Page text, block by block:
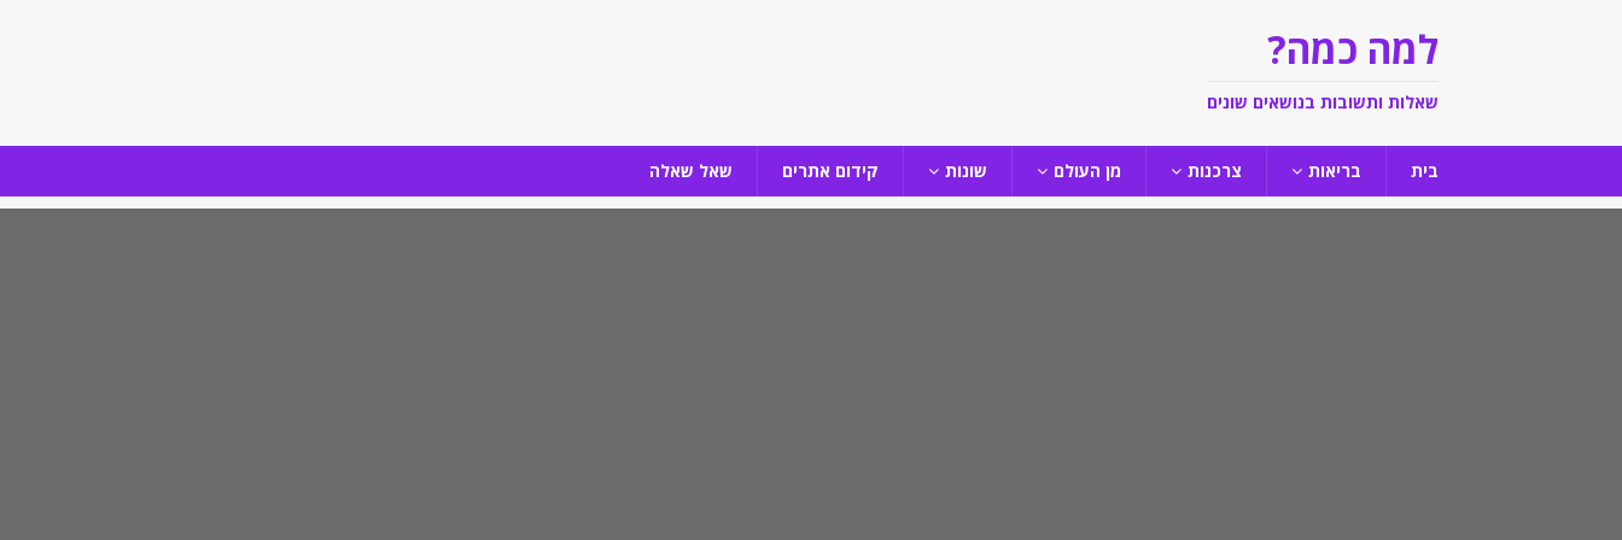
למה כמה?
שאלות ותשובות בנושאים שונים
בית בריאות צרכנות מן העולם שונות קידום אתרים שאל שאלה